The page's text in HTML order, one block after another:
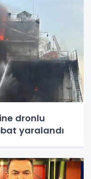
dronlu
yaralandı